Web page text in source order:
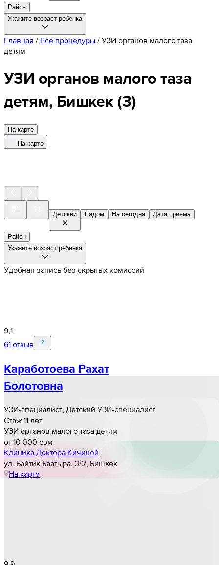
Район
Укажите возраст ребенка
Главная / Все процедуры / УЗИ органов малого таза
детям
УЗИ органов малого таза
детям, Бишкек(3)
На карте
На карте
Детский Рядом На сегодня Дата приема
Район
Укажите возраст ребенка
Удобная запись без скрытых комиссий
9,1
61 отзыв
Каработоева Рахат
Болотовна
УЗИ-специалист, Детский УЗИ-специалист
Стаж 11 лет
УЗИ органов малого таза детям
от 10 000 cом
Клиника Доктора Кичиной
ул. Байтик Баатыра, 3/2, Бишкек
На карте